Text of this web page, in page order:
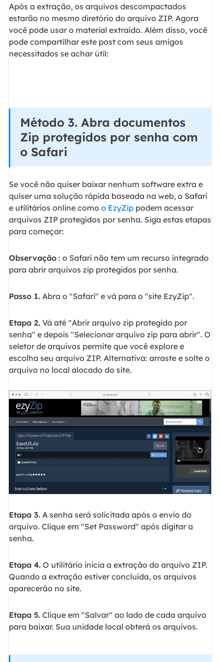
Após a extração, os arquivos descompactados
estarão no mesmo diretório do arquivo ZIP. Agora
você pode usar o material extraído. Além disso, você
pode compartilhar este post com seus amigos
necessitados se achar útil:
Método 3. Abra documentos
Zip protegidos por senha com
o Safari
Se você não quiser baixar nenhum software extra e
quiser uma solução rápida baseada na web, o Safari
e utilitários online como o EzyZippodem acessar
arquivos ZIP protegidos por senha. Siga estas etapas
para começar:
Observação: o Safari não tem um recurso integrado
para abrir arquivos zip protegidos por senha.
Passo 1.Abra o "Safari" e vá para o "site EzyZip".
Etapa 2.Vá até "Abrir arquivo zip protegido por
senha" e depois "Selecionar arquivo zip para abrir". O
seletor de arquivos permite que você explore e
escolha seu arquivo ZIP. Alternativa: arraste e solte o
arquivo no local alocado do site.
Etapa 3.A senha será solicitada após o envio do
arquivo. Clique em "Set Password" após digitar a
senha.
Etapa 4.O utilitário inicia a extração do arquivo ZIP.
Quando a extração estiver concluída, os arquivos
aparecerão no site.
Etapa 5.Clique em "Salvar" ao lado de cada arquivo
para baixar. Sua unidade local obterá os arquivos.